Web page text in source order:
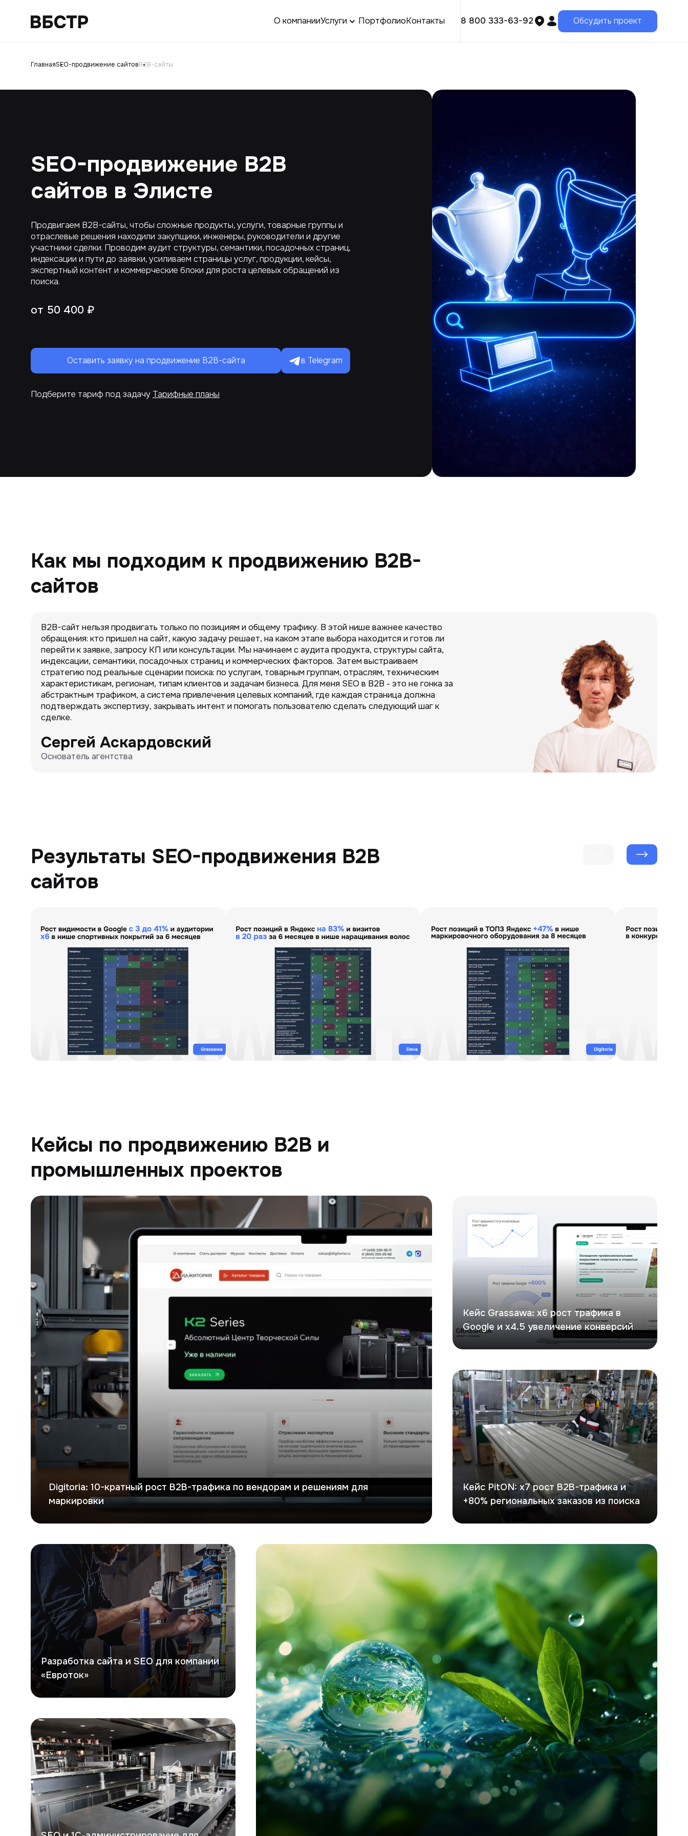
О компанииУслуги ПортфолиоКонтакты 8 800 333-63-92 Обсудить проект
ГлавнаяSEO-продвижение сайтовB2B-сайты
SEO-продвижение B2B
сайтов в Элисте
Продвигаем B2B-сайты, чтобы сложные продукты, услуги, товарные группы и
отраслевые решения находили закупщики, инженеры, руководители и другие
участники сделки. Проводим аудит структуры, семантики, посадочных страниц,
индексации и пути до заявки, усиливаем страницы услуг, продукции, кейсы,
экспертный контент и коммерческие блоки для роста целевых обращений из
поиска.
от 50 400 ₽
Оставить заявку на продвижение B2B-сайта в Telegram
Подберите тариф под задачу Тарифные планы
Как мы подходим к продвижению B2B-
сайтов
B2B-сайт нельзя продвигать только по позициям и общему трафику. В этой нише важнее качество
обращения: кто пришел на сайт, какую задачу решает, на каком этапе выбора находится и готов ли
перейти к заявке, запросу КП или консультации. Мы начинаем с аудита продукта, структуры сайта,
индексации, семантики, посадочных страниц и коммерческих факторов. Затем выстраиваем
стратегию под реальные сценарии поиска: по услугам, товарным группам, отраслям, техническим
характеристикам, регионам, типам клиентов и задачам бизнеса. Для меня SEO в B2B - это не гонка за
абстрактным трафиком, а система привлечения целевых компаний, где каждая страница должна
подтверждать экспертизу, закрывать интент и помогать пользователю сделать следующий шаг к
сделке.
Сергей Аскардовский
Основатель агентства
Результаты SEO-продвижения B2B
сайтов
Кейсы по продвижению B2B и
промышленных проектов
Digitoria
Digitoria: 10-кратный рост B2B-трафика по вендорам и решениям для
маркировки
Кейс Grassawa: х6 рост трафика в
Google и х4.5 увеличение конверсий
PitON
Кейс PitON: х7 рост B2B-трафика и
+80% региональных заказов из поиска
Евроток
Разработка сайта и SEO для компании
«Евроток»
Экоривер
СКЭТ